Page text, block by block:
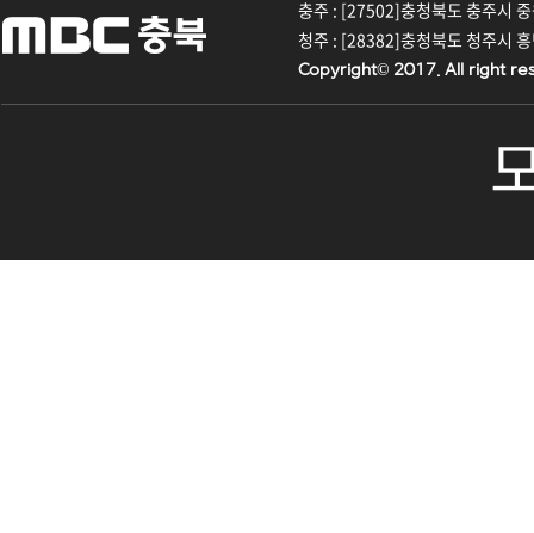
충주 : [27502]충청북도 충주시
청주 : [28382]충청북도 청주시
Copyright© 2017. All right